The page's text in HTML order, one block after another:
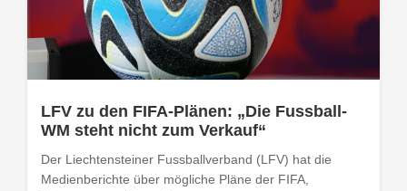
LFV zu den FIFA-Plänen: „Die Fussball-
WM steht nicht zum Verkauf“
Der Liechtensteiner Fussballverband (LFV) hat die
Medienberichte über mögliche Pläne der FIFA,